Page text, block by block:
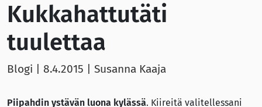
Kukkahattutäti
tuulettaa
Blogi | 8.4.2015 | Susanna Kaaja
Piipahdin ystävän luona kylässä. Kiireitä valitellessani